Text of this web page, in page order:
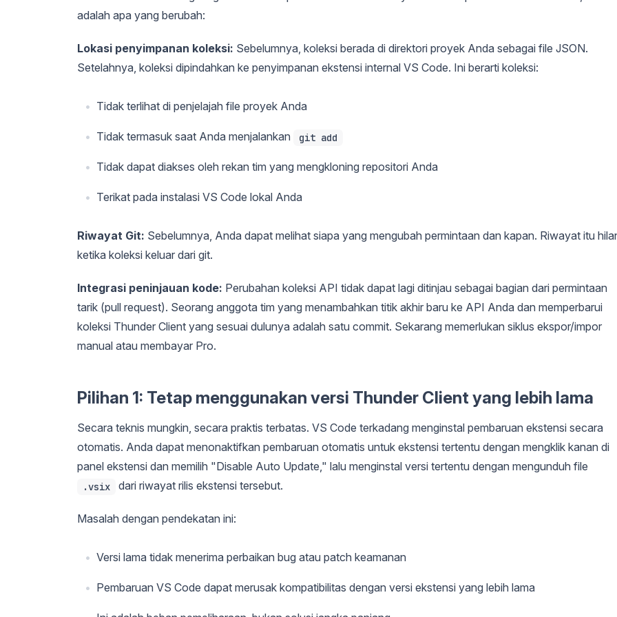
adalah apa yang berubah:
Lokasi penyimpanan koleksi: Sebelumnya, koleksi berada di direktori proyek Anda sebagai file JSON.
Setelahnya, koleksi dipindahkan ke penyimpanan ekstensi internal VS Code. Ini berarti koleksi:
Tidak terlihat di penjelajah file proyek Anda
Tidak termasuk saat Anda menjalankan git add
Tidak dapat diakses oleh rekan tim yang mengkloning repositori Anda
Terikat pada instalasi VS Code lokal Anda
Riwayat Git: Sebelumnya, Anda dapat melihat siapa yang mengubah permintaan dan kapan. Riwayat itu
ketika koleksi keluar dari git.
Integrasi peninjauan kode: Perubahan koleksi API tidak dapat lagi ditinjau sebagai bagian dari permintaan
tarik (pull request). Seorang anggota tim yang menambahkan titik akhir baru ke API Anda dan memperbarui
koleksi Thunder Client yang sesuai dulunya adalah satu commit. Sekarang memerlukan siklus ekspor/impor
manual atau membayar Pro.
Pilihan 1: Tetap menggunakan versi Thunder Client yang lebih lama
Secara teknis mungkin, secara praktis terbatas. VS Code terkadang menginstal pembaruan ekstensi secara
otomatis. Anda dapat menonaktifkan pembaruan otomatis untuk ekstensi tertentu dengan mengklik kanan di
panel ekstensi dan memilih "Disable Auto Update," lalu menginstal versi tertentu dengan mengunduh file
.vsix dari riwayat rilis ekstensi tersebut.
Masalah dengan pendekatan ini:
Versi lama tidak menerima perbaikan bug atau patch keamanan
Pembaruan VS Code dapat merusak kompatibilitas dengan versi ekstensi yang lebih lama